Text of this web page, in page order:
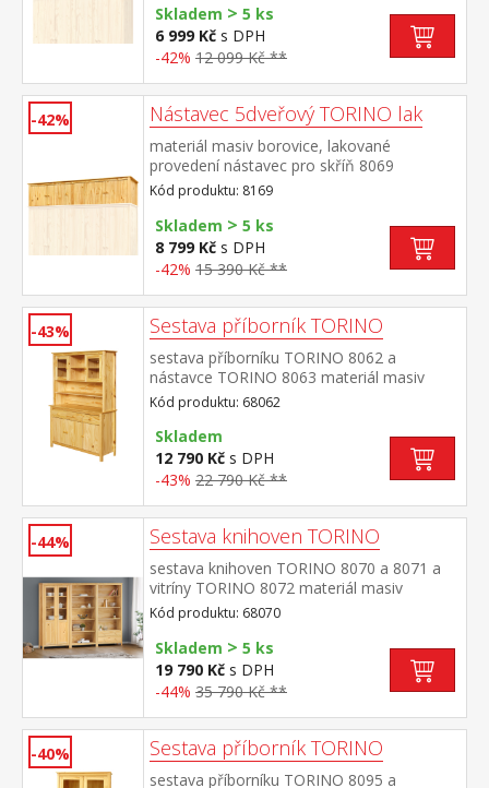
Skladem > 5 ks
6 999 Kč s DPH
-42% 12 099 Kč **
-42% Nástavec 5dveřový TORINO lak
materiál masiv borovice, lakované
provedení nástavec pro skříň 8069
Kód produktu: 8169
Skladem > 5 ks
8 799 Kč s DPH
-42% 15 390 Kč **
-43% Sestava příborník TORINO
sestava příborníku TORINO 8062 a
nástavce TORINO 8063 materiál masiv
borovice, lakované provedení příborník: 3
dveře, 3 zásuvky s kovovými
pojezdy nástavec: dvoje prosklená
dvířka rozměr příborníku (š/h/v) 129 × 40 ×
80 cm rozměr nástavce (š/h/v) 129 × 33 ×
Kód produktu: 68062
Skladem
12 790 Kč s DPH
-43% 22 790 Kč **
-44% Sestava knihoven TORINO
sestava knihoven TORINO 8070 a 8071 a
vitríny TORINO 8072 materiál masiv
borovice, lakované provedení knihovna
8070: čtyři police knihovna 8071: tři police,
dvě zásuvky s kovovými pojezdy vitrína
8072: dvoje částečně prosklené dveře, čtyři
police rozměr knihovny 8070 (š/h/v) 85 × 37
37 × 190 cm rozměr vitríny 8072 (š/h/v) 85
× 37 × 190 cm
Kód produktu: 68070
Skladem > 5 ks
19 790 Kč s DPH
-44% 35 790 Kč **
-40% Sestava příborník TORINO
sestava příborníku TORINO 8095 a